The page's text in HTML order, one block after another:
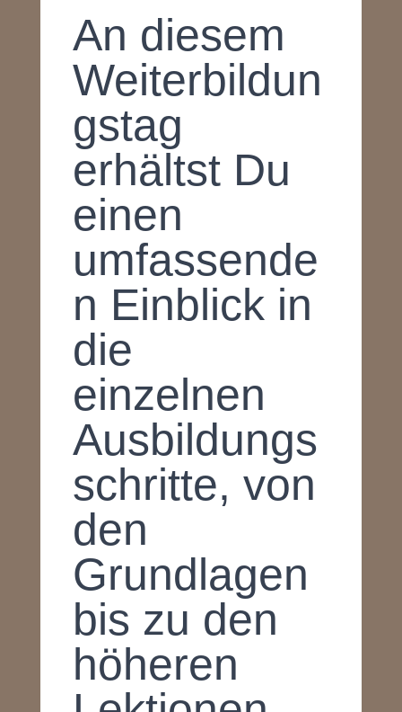
An diesem
Weiterbildun
gstag
erhältst Du
einen
umfassende
n Einblick in
die
einzelnen
Ausbildungs
schritte, von
den
Grundlagen
bis zu den
höheren